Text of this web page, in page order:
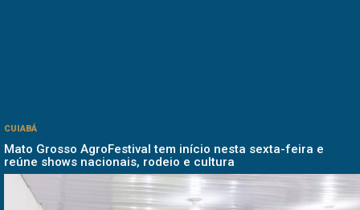
CUIABÁ
Mato Grosso AgroFestival tem início nesta sexta-feira e
reúne shows nacionais, rodeio e cultura